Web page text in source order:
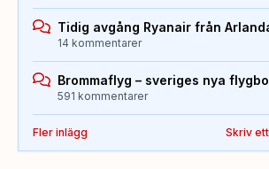
Tidig avgång Ryanair från
14 kommentarer
Brommaflyg – sveriges nya
591 kommentarer
Fler inlägg Skriv